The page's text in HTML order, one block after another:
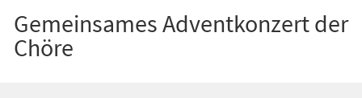
Gemeinsames Adventkonzert der
Chöre